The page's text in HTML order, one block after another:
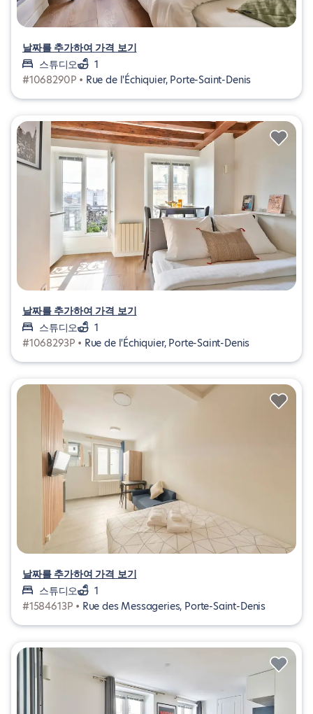
날짜를 추가하여 가격 보기
스튜디오
1
#1068290P • Rue de l'Échiquier, Porte-Saint-Denis
날짜를 추가하여 가격 보기
스튜디오
1
#1068293P • Rue de l'Échiquier, Porte-Saint-Denis
날짜를 추가하여 가격 보기
스튜디오
1
#1584613P • Rue des Messageries, Porte-Saint-Denis